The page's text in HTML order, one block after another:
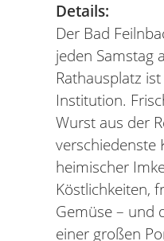
Details:
Der Bad
jeden Samstag
Rathausplatz
Institution.
Wurst aus der
verschiedenste
heimischer
Köstlichkeiten,
Gemüse – und
einer großen